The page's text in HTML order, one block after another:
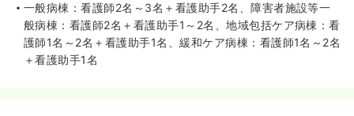
一般病棟：看護師2名～3名＋看護助手2名、障害者施設等一
般病棟：看護師2名＋看護助手1～2名、地域包括ケア病棟：看
護師1名～2名＋看護助手1名、緩和ケア病棟：看護師1名～2名
＋看護助手1名